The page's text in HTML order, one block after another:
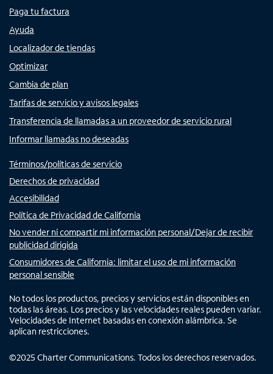
Paga tu factura
Ayuda
Localizador de tiendas
Optimizar
Cambia de plan
Tarifas de servicio y avisos legales
Transferencia de llamadas a un proveedor de servicio rural
Informar llamadas no deseadas
Términos/políticas de servicio
Derechos de privacidad
Accesibilidad
Política de Privacidad de California
No vender ni compartir mi información personal/Dejar de recibir
publicidad dirigida
Consumidores de California: limitar el uso de mi información
personal sensible
No todos los productos, precios y servicios están disponibles en
todas las áreas. Los precios y las velocidades reales pueden variar.
Velocidades de Internet basadas en conexión alámbrica. Se
aplican restricciones.
©2025 Charter Communications. Todos los derechos reservados.